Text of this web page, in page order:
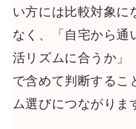
い方には比較対象に
なく、「自宅から通
活リズムに合うか」
で含めて判断するこ
ム選びにつながりま